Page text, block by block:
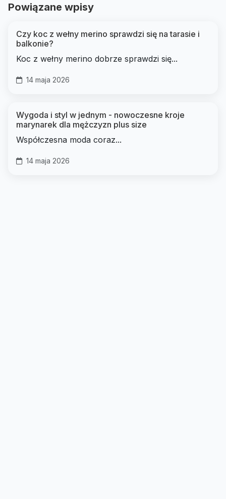
Powiązane wpisy
Czy koc z wełny merino sprawdzi się na tarasie i
balkonie?
Koc z wełny merino dobrze sprawdzi się...
14 maja 2026
Wygoda i styl w jednym - nowoczesne kroje
marynarek dla mężczyzn plus size
Współczesna moda coraz...
14 maja 2026